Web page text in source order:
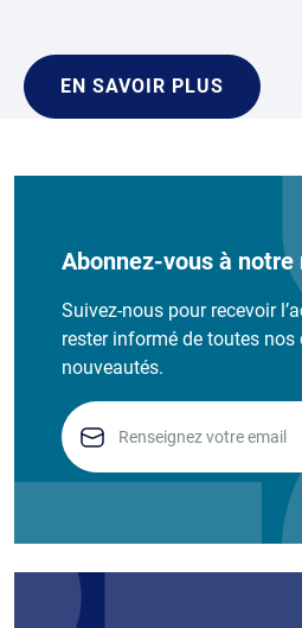
EN SAVOIR PLUS
Abonnez-vous à
Suivez-nous pour recevoir
rester informé de toutes nos
nouveautés.